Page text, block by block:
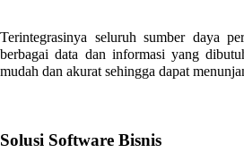
Terintegrasinya seluruh sumber daya
berbagai data dan informasi yang
mudah dan akurat sehingga dapat
Solusi Software Bisnis